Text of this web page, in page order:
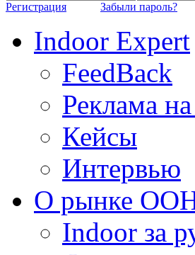
Регистрация Забыли пароль?
Indoor Expert
FeedBack
Реклама
Кейсы
Интервью
О рынке
Indoor за